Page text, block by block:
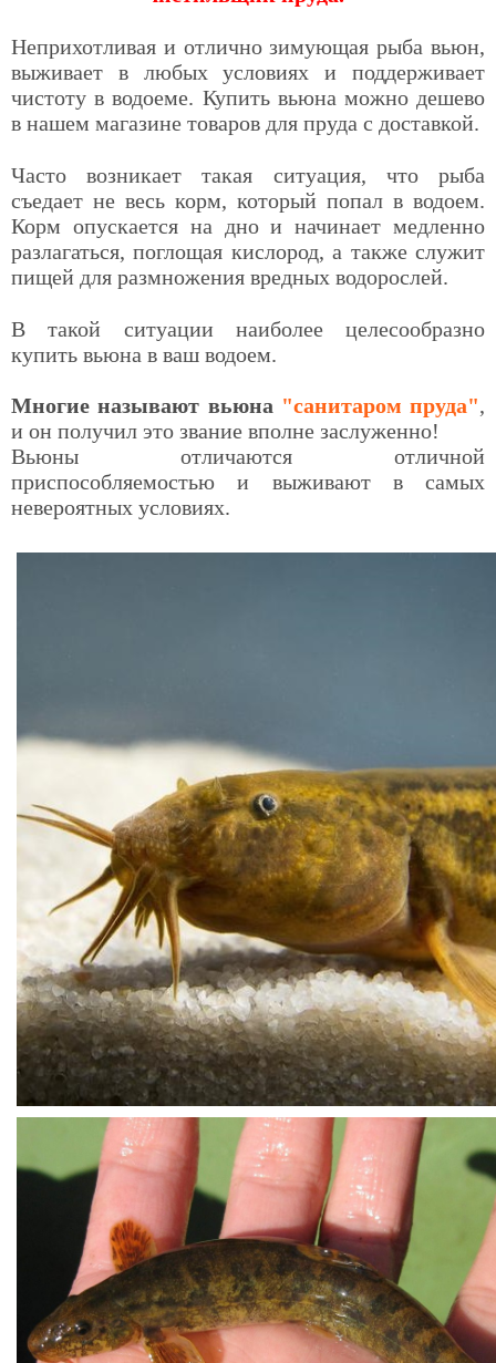
Неприхотливая и отлично зимующая рыба вьюн,
выживает в любых условиях и поддерживает
чистоту в водоеме. Купить вьюна можно дешево
в нашем магазине товаров для пруда с доставкой.
Часто возникает такая ситуация, что рыба
съедает не весь корм, который попал в водоем.
Корм опускается на дно и начинает медленно
разлагаться, поглощая кислород, а также служит
пищей для размножения вредных водорослей.
В такой ситуации наиболее целесообразно
купить вьюна в ваш водоем.
Многие называют вьюна "санитаром пруда",
и он получил это звание вполне заслуженно!
Вьюны отличаются отличной
приспособляемостью и выживают в самых
невероятных условиях.